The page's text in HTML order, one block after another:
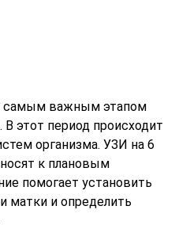
самым важным этапом
этот период происходит
организма. УЗИ на 6
к плановым
помогает установить
матки и определить